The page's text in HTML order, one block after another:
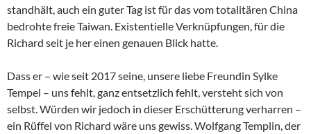
standhält, auch ein guter Tag ist für das vom totalitären China
bedrohte freie Taiwan. Existentielle Verknüpfungen, für die
Richard seit je her einen genauen Blick hatte.
Dass er – wie seit 2017 seine, unsere liebe Freundin Sylke
Tempel – uns fehlt, ganz entsetzlich fehlt, versteht sich von
selbst. Würden wir jedoch in dieser Erschütterung verharren –
ein Rüffel von Richard wäre uns gewiss. Wolfgang Templin, der